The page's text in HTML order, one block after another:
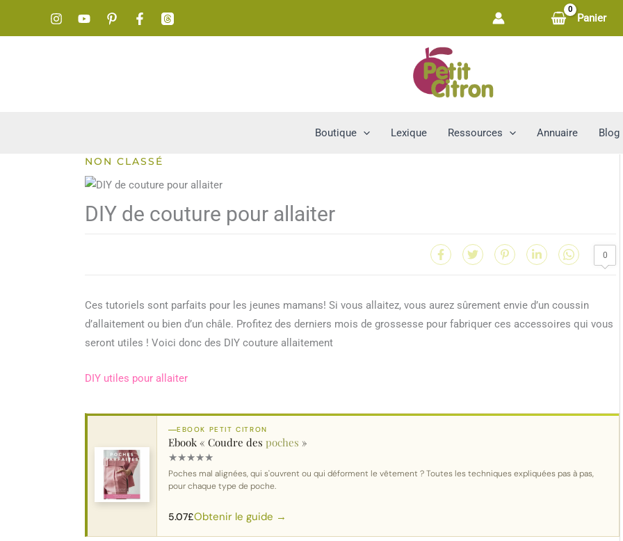
Panier
Boutique Lexique Ressources Annuaire Blog
NON CLASSÉ
DIY de couture pour allaiter
0
Ces tutoriels sont parfaits pour les jeunes mamans! Si vous allaitez, vous aurez sûrement envie d’un coussin
d’allaitement ou bien d’un châle. Profitez des derniers mois de grossesse pour fabriquer ces accessoires qui vous
seront utiles ! Voici donc des DIY couture allaitement
DIY utiles pour allaiter
EBOOK PETIT CITRON
Ebook « Coudre des poches »
★★★★★
Poches mal alignées, qui s'ouvrent ou qui déforment le vêtement ? Toutes les techniques expliquées pas à pas,
pour chaque type de poche.
5.07£Obtenir le guide →